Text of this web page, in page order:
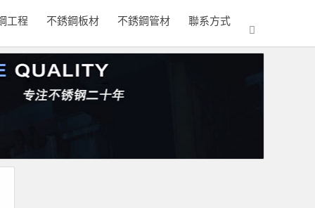
工程 不銹鋼板材 不銹鋼管材 聯系方式